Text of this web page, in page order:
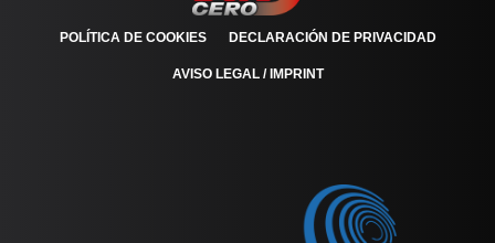
POLÍTICA DE COOKIES DECLARACIÓN DE PRIVACIDAD
AVISO LEGAL / IMPRINT